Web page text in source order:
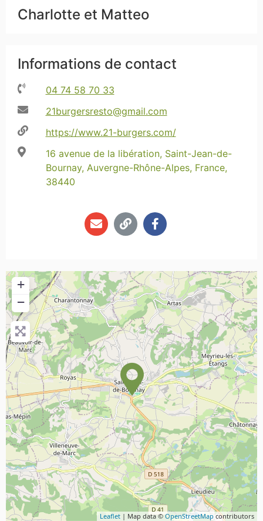
Charlotte et Matteo
Informations de contact
04 74 58 70 33
21burgersresto@gmail.com
https://www.21-burgers.com/
16 avenue de la libération, Saint-Jean-de-
Bournay, Auvergne-Rhône-Alpes, France,
38440
+
−
Leaflet | Map data ©OpenStreetMap contributors